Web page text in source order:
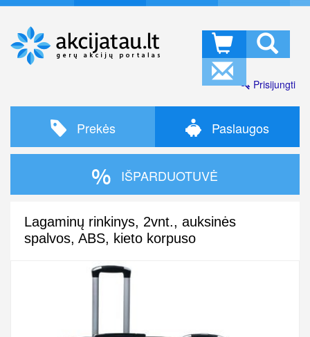
Prisijungti
Prekės Paslaugos
IŠPARDUOTUVĖ
Lagaminų rinkinys, 2vnt., auksinės
spalvos, ABS, kieto korpuso